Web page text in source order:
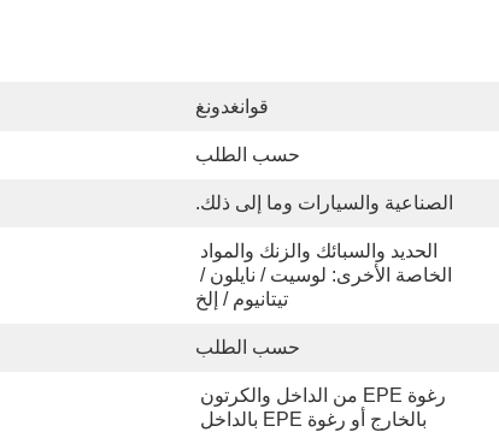
قوانغدونغ
حسب الطلب
الصناعية والسيارات وما إلى ذلك.
تيتانيوم / إلخ
حسب الطلب